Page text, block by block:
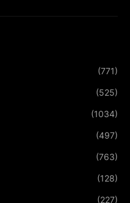
(771)
(525)
(1034)
(497)
(763)
(128)
(227)